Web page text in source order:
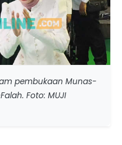
pembukaan Munas-
Foto: MUJI